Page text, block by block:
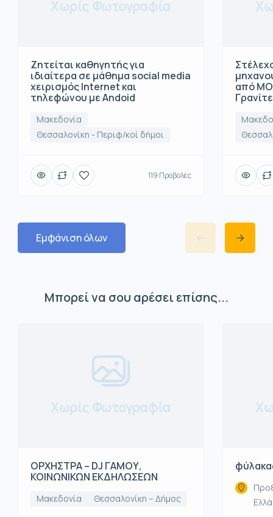
Χωρίς Φωτογραφία
Ζητείται καθηγητής για
ιδιαίτερα σε μάθημα social media
χειρισμός Internet και
τηλεφώνου με Andoid
Μακεδονία
Θεσσαλονίκη - Περιφ/κοί δήμοι
119 Προβολές
από
Εμφάνιση όλων
Μπορεί να σου αρέσει επίσης...
Χωρίς Φωτογραφία
ΟΡΧΗΣΤΡΑ – DJ ΓΑΜΟΥ,
ΚΟΙΝΩΝΙΚΩΝ ΕΚΔΗΛΩΣΕΩΝ
Μακεδονία Θεσσαλονίκη – Δήμος